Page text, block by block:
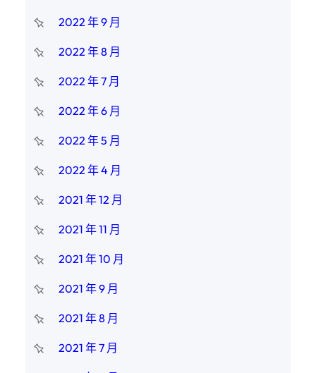
2022 年 9 月
2022 年 8 月
2022 年 7 月
2022 年 6 月
2022 年 5 月
2022 年 4 月
2021 年 12 月
2021 年 11 月
2021 年 10 月
2021 年 9 月
2021 年 8 月
2021 年 7 月